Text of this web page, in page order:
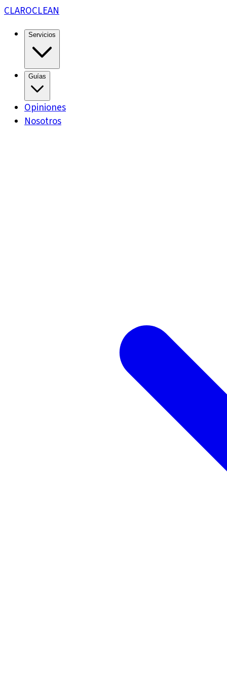
CLAROCLEAN
Servicios
Guías
Opiniones
Nosotros